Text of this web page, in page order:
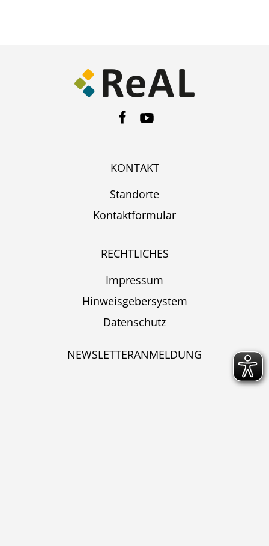
KONTAKT
Standorte
Kontaktformular
RECHTLICHES
Impressum
Hinweisgebersystem
Datenschutz
NEWSLETTERANMELDUNG